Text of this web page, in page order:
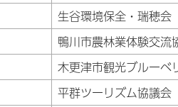
生谷環境保全・瑞穂会
鴨川市農林業体験交流
木更津市観光ブルー
平群ツーリズム協議会